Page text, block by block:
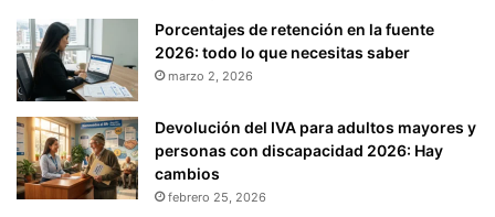
Porcentajes de retención en la fuente
2026: todo lo que necesitas saber
marzo 2, 2026
Devolución del IVA para adultos mayores y
personas con discapacidad 2026: Hay
cambios
febrero 25, 2026